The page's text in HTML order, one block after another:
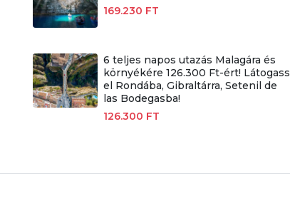
169.230 FT
6 teljes napos utazás Malagára és
környékére 126.300 Ft-ért! Látogass
el Rondába, Gibraltárra, Setenil de
las Bodegasba!
126.300 FT